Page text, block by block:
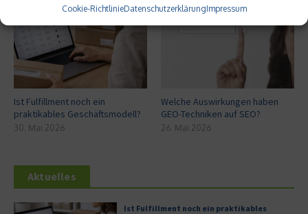
Cookie-RichtlinieDatenschutzerklärungImpressum
Ist Fulfillment noch ein
praktikables Geschäftsmodell?
30. Mai 2026
Welche Auswirkungen haben
GEO-Techniken auf SEO?
26. Mai 2026
Aktuelles
Ist Fulfillment noch ein praktikables